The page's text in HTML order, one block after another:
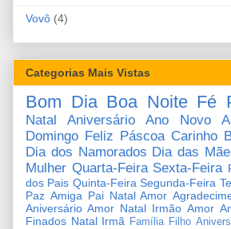
Vovô (4)
Categorias Mais Vistas
Bom Dia Boa Noite Fé
Natal Aniversário Ano Novo
Domingo Feliz Páscoa Carinho
Dia dos Namorados Dia das
Mulher Quarta-Feira Sexta-Feira
dos Pais Quinta-Feira Segunda-Feira
Paz Amiga Pai Natal Amor
Aniversário Amor Natal Irmão Amor
Finados Natal Irmã Família Filho